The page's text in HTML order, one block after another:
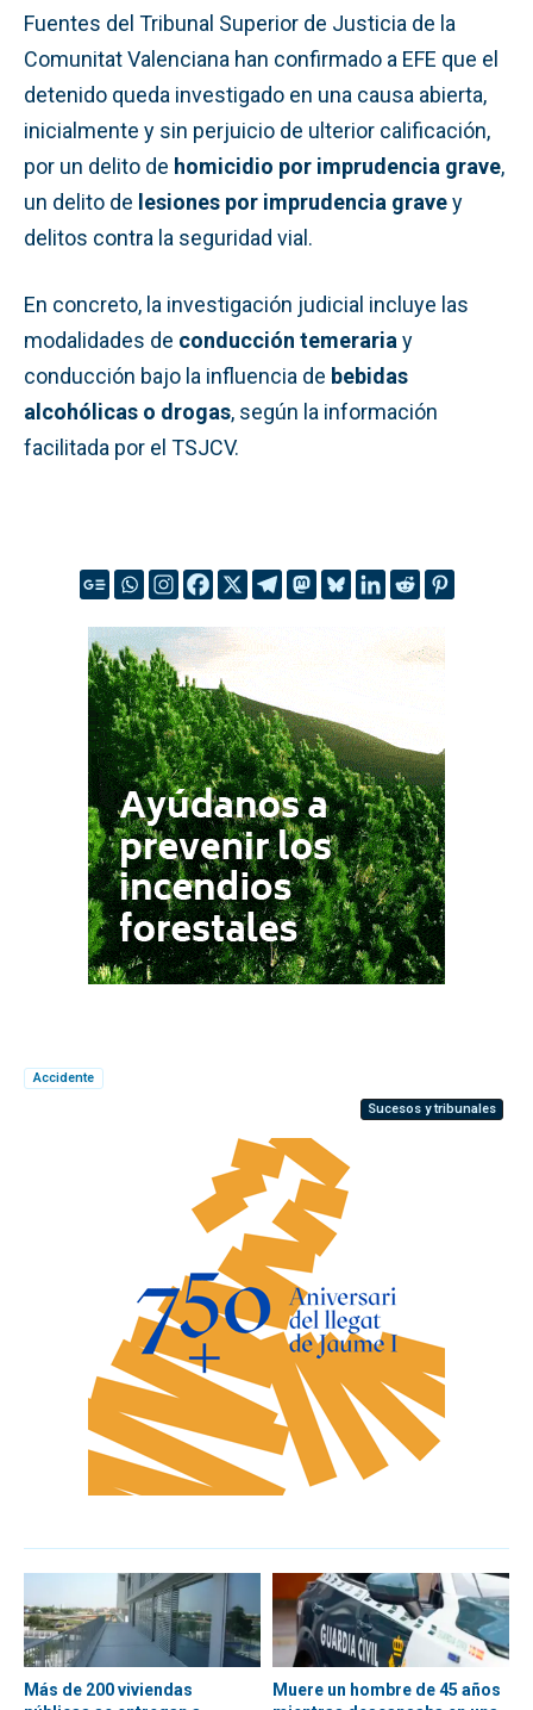
Fuentes del Tribunal Superior de Justicia de la
Comunitat Valenciana han confirmado a EFE que el
detenido queda investigado en una causa abierta,
inicialmente y sin perjuicio de ulterior calificación,
por un delito de homicidio por imprudencia grave,
un delito de lesiones por imprudencia gravey
delitos contra la seguridad vial.
En concreto, la investigación judicial incluye las
modalidades de conducción temeraria y
conducción bajo la influencia de bebidas
alcohólicas o drogas, según la información
facilitada por el TSJCV.
Accidente
Sucesos y tribunales
Más de 200 viviendas
Muere un hombre de 45 años